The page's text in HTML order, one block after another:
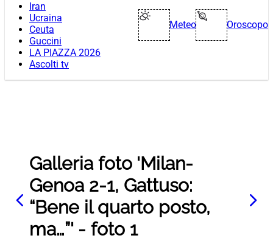
Iran
Ucraina
Ceuta
Guccini
LA PIAZZA 2026
Ascolti tv
Meteo Oroscopo
Galleria foto 'Milan-
Genoa 2-1, Gattuso:
“Bene il quarto posto,
ma…”' - foto 1